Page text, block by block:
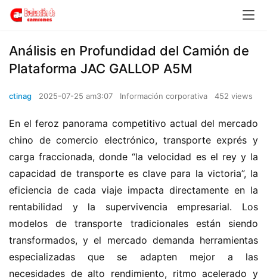
​​Análisis en Profundidad del Camión de
Plataforma JAC GALLOP A5M​​
ctinag 2025-07-25 am3:07 Información corporativa 452 views
En el feroz panorama competitivo actual del mercado
chino de comercio electrónico, transporte exprés y
carga fraccionada, donde “la velocidad es el rey y la
capacidad de transporte es clave para la victoria”, la
eficiencia de cada viaje impacta directamente en la
rentabilidad y la supervivencia empresarial. Los
modelos de transporte tradicionales están siendo
transformados, y el mercado demanda herramientas
especializadas que se adapten mejor a las
necesidades de alto rendimiento, ritmo acelerado y